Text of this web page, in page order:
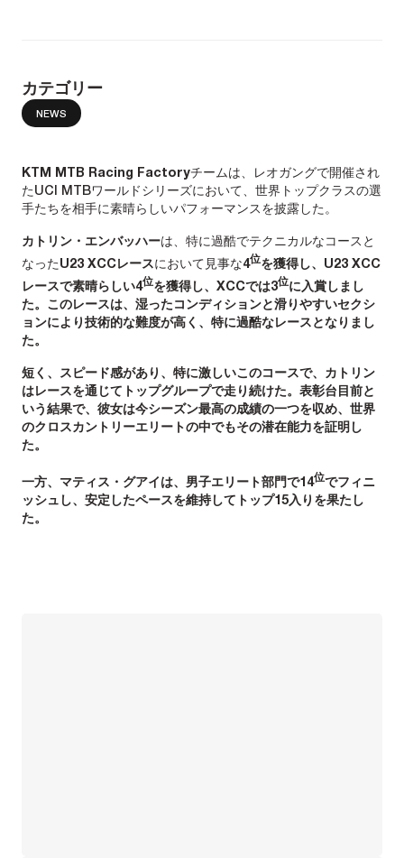
カテゴリー
NEWS
KTM MTB Racing Factoryチームは、レオガングで開催され
たUCI MTBワールドシリーズにおいて、世界トップクラスの選
手たちを相手に素晴らしいパフォーマンスを披露した。
カトリン・エンバッハーは、特に過酷でテクニカルなコースと
なったU23 XCCレースにおいて見事な4位を獲得し、 U23 XCC
レースで素晴らしい4位を獲得し、 XCCでは3位に入賞しまし
た。このレースは、湿ったコンディションと滑りやすいセクシ
ョンにより技術的な難度が高く、特に過酷なレースとなりまし
た。
短く、スピード感があり、特に激しいこのコースで、カトリン
はレースを通じてトップグループで走り続けた。表彰台目前と
いう結果で、彼女は今シーズン最高の成績の一つを収め、世界
のクロスカントリーエリートの中でもその潜在能力を証明し
た。
一方、 マティス・グアイは、男子エリート部門で14位でフィニ
ッシュし、安定したペースを維持して トップ15入りを果たし
た。